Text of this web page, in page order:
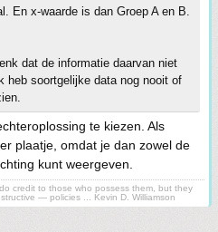
En x-waarde is dan Groep A en B.
dat de informatie daarvan niet
heb soortgelijke data nog nooit of
te kiezen. Als
plaatje, omdat je dan zowel de
kunt weergeven.
credit to those who possess them, but they
— policies ... Kevin D. Williamson